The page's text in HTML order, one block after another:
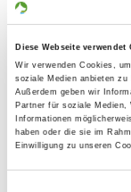
Diese Webseite verwendet
Wir verwenden Cookies,
soziale Medien anbieten
Außerdem geben wir
Partner für soziale Medien,
Informationen
haben oder die sie im
Einwilligung zu unseren
Contact:
Jean
Am
07426
Training